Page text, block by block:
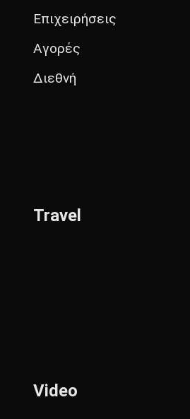
Επιχειρήσεις
Αγορές
Διεθνή
Travel
Video